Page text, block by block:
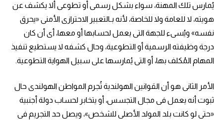
يُمارس تلك المهنة، سواء بشكل رسمى أو تطوعى ألا يكشف عن
هويته، لا للعامة ولا للخاصة، لأنه بـالتعبير الاحترازى الأمنى «يحرق
نفسه» ويُسىء للجهة التى يعمل لحسابها أو معها، أى أن كان
درجة وظيفته الرسمية أو التطوعية، وحال كشفه لا يستطيع تنفيذ
المهام المُكلف بها، أو التى يُمارسها على سبيل الهواية التطوعية.
الأمر الثانى هو أن القوانين الهولندية تُجرم المواطن الهولندى حال
ثبوت أنه يعمل فى مجال التجسس، أو يتخابر لحساب دولة أجنبية
«حتى لو كانت بلد المولد الأصلى للشخص»، ويصل حد التجريم فى